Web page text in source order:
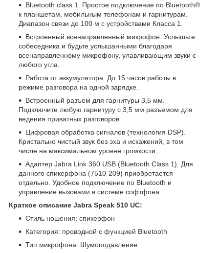
Bluetooth class 1. Простое подключение по Bluetooth®
к планшетам, мобильным телефонам и гарнитурам.
Диапазон связи до 100 м с устройствами Класса 1.
Встроенный всенаправленный микрофон. Услышьте
собеседника и будьте услышанными благодаря
всенаправленному микрофону, улавливающим звуки с
любого угла.
Работа от аккумулятора. До 15 часов работы в
режиме разговора на одной зарядке.
Встроенный разъем для гарнитуры 3,5 мм.
Подключите любую гарнитуру с 3,5 мм разъемом для
ведения приватных разговоров.
Цифровая обработка сигналов (технология DSP).
Кристально чистый звук без эха и искажений, в том
числе на максимальном уровне громкости.
Адаптер Jabra Link 360 USB (Bluetooth Class 1). Для
данного спикерфона (7510-209) приобретается
отдельно. Удобное подключение по Bluetooth и
управление вызовами в системе софтфона.
Краткое описание Jabra Speak 510 UC:
Стиль ношения: спикерфон
Категория: проводной с функцией Bluetooth
Тип микрофона: Шумоподавление